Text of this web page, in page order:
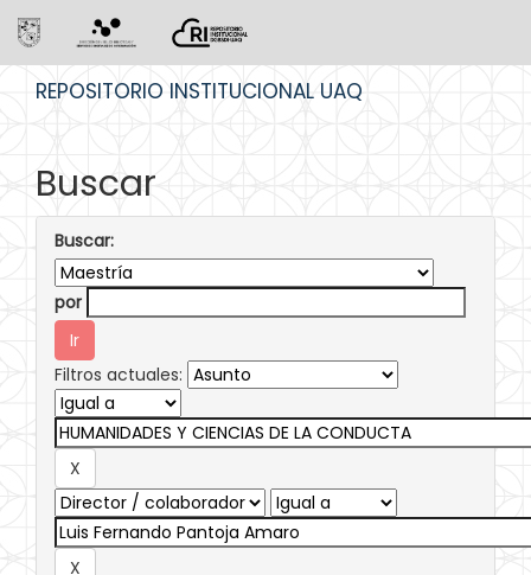
REPOSITORIO INSTITUCIONAL UAQ
Buscar
Buscar:
por
Filtros actuales: